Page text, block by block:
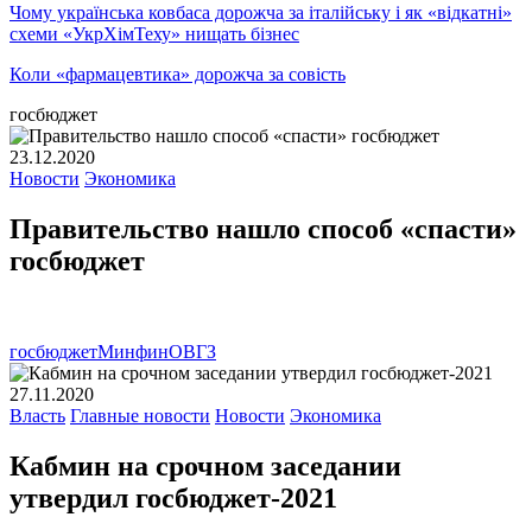
Чому українська ковбаса дорожча за італійську і як «відкатні»
схеми «УкрХімТеху» нищать бізнес
Коли «фармацевтика» дорожча за совість
госбюджет
23.12.2020
Новости Экономика
Правительство нашло способ «спасти»
госбюджет
госбюджетМинфинОВГЗ
27.11.2020
Власть Главные новости Новости Экономика
Кабмин на срочном заседании
утвердил госбюджет-2021